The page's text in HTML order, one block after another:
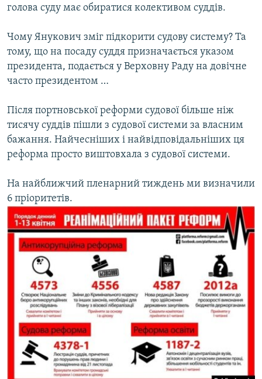
голова суду має обиратися колективом суддів.
Чому Янукович зміг підкорити судову систему? Та
тому, що на посаду суддя призначається указом
президента, подається у Верховну Раду на довічне
часто президентом …
Після портновської реформи судової більше ніж
тисячу суддів пішли з судової системи за власним
бажання. Найчесніших і найвідповідальніших ця
реформа просто виштовхала з судової системи.
На найближчий пленарний тиждень ми визначили
6 пріоритетів.